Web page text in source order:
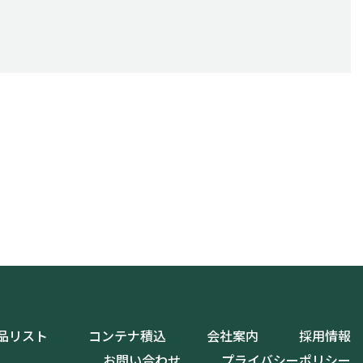
リスト コンテナ積込 会社案内
採用情報